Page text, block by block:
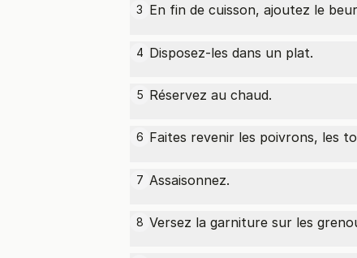
3 En fin de cuisson, ajoutez le
4 Disposez-les dans un plat.
5 Réservez au chaud.
6 Faites revenir les poivrons, les
7 Assaisonnez.
8 Versez la garniture sur les